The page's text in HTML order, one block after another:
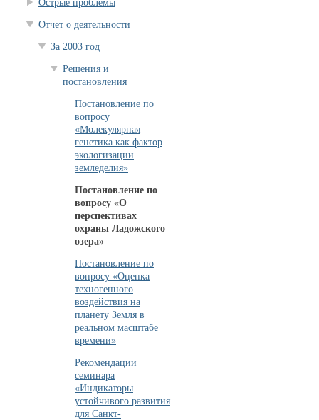
Острые проблемы
Отчет о деятельности
За 2003 год
Решения и
постановления
Постановление по
вопросу
«Молекулярная
генетика как фактор
экологизации
земледелия»
Постановление по
вопросу «О
перспективах
охраны Ладожского
озера»
Постановление по
вопросу «Оценка
техногенного
воздействия на
планету Земля в
реальном масштабе
времени»
Рекомендации
семинара
«Индикаторы
устойчивого развития
для Санкт-